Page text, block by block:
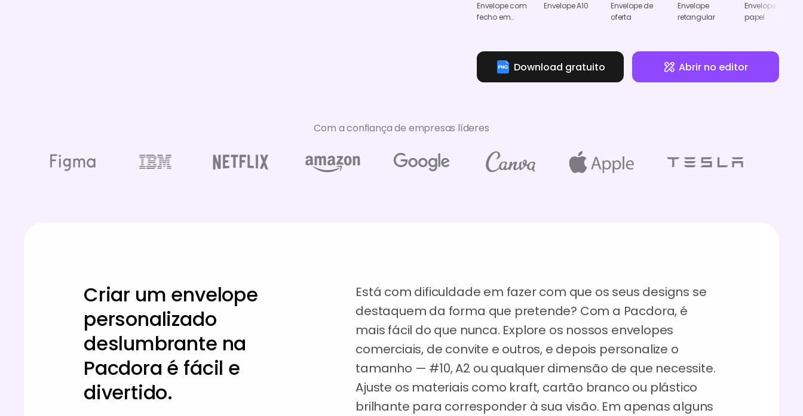
Envelope com
fecho em
Envelope A10
Envelope de
oferta
Envelope
retangular
Envelope de
papel
Download gratuito Abrir no editor
Com a confiança de empresas líderes
Criar um envelope
personalizado
deslumbrante na
Pacdora é fácil e
divertido.
Está com dificuldade em fazer com que os seus designs se
destaquem da forma que pretende? Com a Pacdora, é
mais fácil do que nunca. Explore os nossos envelopes
comerciais, de convite e outros, e depois personalize o
tamanho — #10, A2 ou qualquer dimensão de que necessite.
Ajuste os materiais como kraft, cartão branco ou plástico
brilhante para corresponder à sua visão. Em apenas alguns